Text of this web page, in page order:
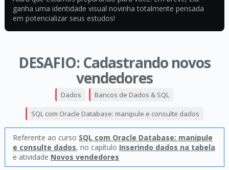
ganha uma identidade visual novinha totalmente pensada
em potencializar seus estudos!
DESAFIO: Cadastrando novos
vendedores
Dados Bancos de Dados & SQL
SQL com Oracle Database: manipule e consulte dados
Referente ao curso SQL com Oracle Database: manipule
e consulte dados, no capítulo Inserindo dados na tabela
e atividade Novos vendedores